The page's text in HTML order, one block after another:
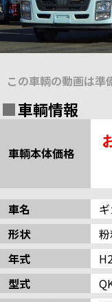
散水車
この車輌の動画は準
車輌情報
車輌本体価格
車名
形状
年式
型式